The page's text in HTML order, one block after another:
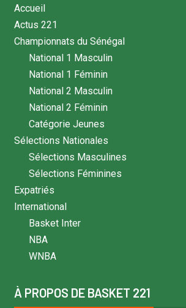
Accueil
Actus 221
Championnats du Sénégal
National 1 Masculin
National 1 Féminin
National 2 Masculin
National 2 Féminin
Catégorie Jeunes
Sélections Nationales
Sélections Masculines
Sélections Féminines
Expatriés
International
Basket Inter
NBA
WNBA
À PROPOS DE BASKET 221